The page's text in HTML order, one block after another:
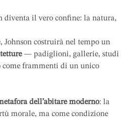
diventa il vero confine: la natura,
Johnson costruirà nel tempo un
— padiglioni, gallerie, studi
frammenti di un unico
dell’abitare moderno: la
morale, ma come condizione